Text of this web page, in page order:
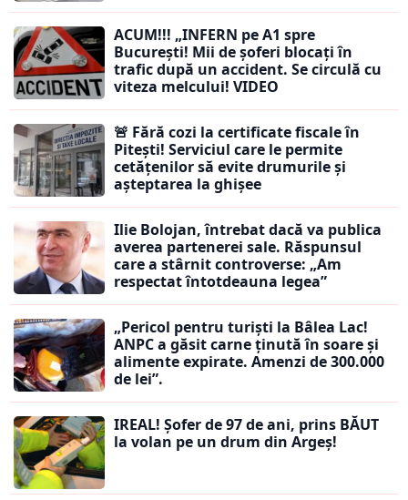
ACUM!!! „INFERN pe A1 spre
București! Mii de șoferi blocați în
trafic după un accident. Se circulă cu
viteza melcului! VIDEO
🚨 Fără cozi la certificate fiscale în
Pitești! Serviciul care le permite
cetățenilor să evite drumurile și
așteptarea la ghișee
Ilie Bolojan, întrebat dacă va publica
averea partenerei sale. Răspunsul
care a stârnit controverse: „Am
respectat întotdeauna legea”
„Pericol pentru turiști la Bâlea Lac!
ANPC a găsit carne ținută în soare și
alimente expirate. Amenzi de 300.000
de lei”.
IREAL! Șofer de 97 de ani, prins BĂUT
la volan pe un drum din Argeș!